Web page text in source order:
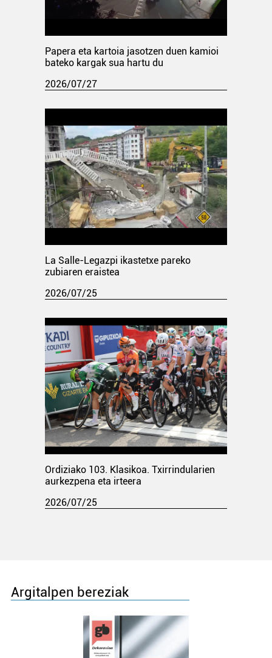
Papera eta kartoia jasotzen duen kamioi
bateko kargak sua hartu du
2026/07/27
La Salle-Legazpi ikastetxe pareko
zubiaren eraistea
2026/07/25
Ordiziako 103. Klasikoa. Txirrindularien
aurkezpena eta irteera
2026/07/25
Argitalpen bereziak